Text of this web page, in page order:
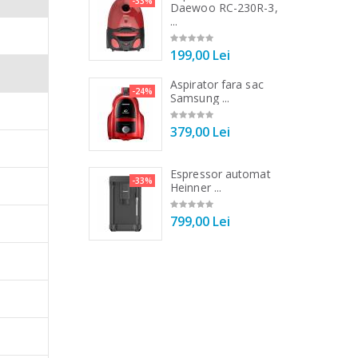
...
Lei
bucatarie
Daewoo RC-230R-3,
...
199,00 Lei
-24%
Aspirator fara sac
Samsung ...
379,00 Lei
-33%
Espressor automat
Heinner ...
799,00 Lei